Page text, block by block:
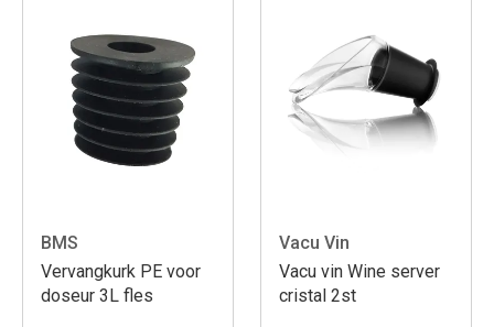
BMS
Vervangkurk PE voor
doseur 3L fles
Vacu Vin
Vacu vin Wine server
cristal 2st